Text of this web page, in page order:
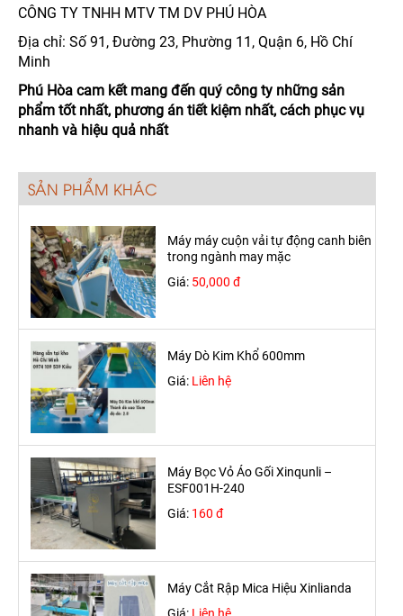
CÔNG TY TNHH MTV TM DV PHÚ HÒA
Địa chỉ: Số 91, Đường 23, Phường 11, Quận 6, Hồ Chí
Minh
Phú Hòa cam kết mang đến quý công ty những sản
phẩm tốt nhất, phương án tiết kiệm nhất, cách phục vụ
nhanh và hiệu quả nhất
SẢN PHẨM KHÁC
Máy máy cuộn vải tự động canh biên
trong ngành may mặc
Giá: 50,000 đ
Máy Dò Kim Khổ 600mm
Giá: Liên hệ
Máy Bọc Vỏ Áo Gối Xinqunli –
ESF001H-240
Giá: 160 đ
Máy Cắt Rập Mica Hiệu Xinlianda